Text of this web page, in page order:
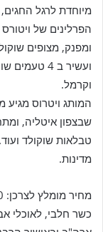
מיוחדת לרגל
ועשיר ב 4
וקרמל.
המותג ויטרוס
שבצפון איטליה,
מדינות.
מחיר מומלץ לצרכן: 17.90 ₪ – 21.90 ₪
כשר חלבי, לאוכלי